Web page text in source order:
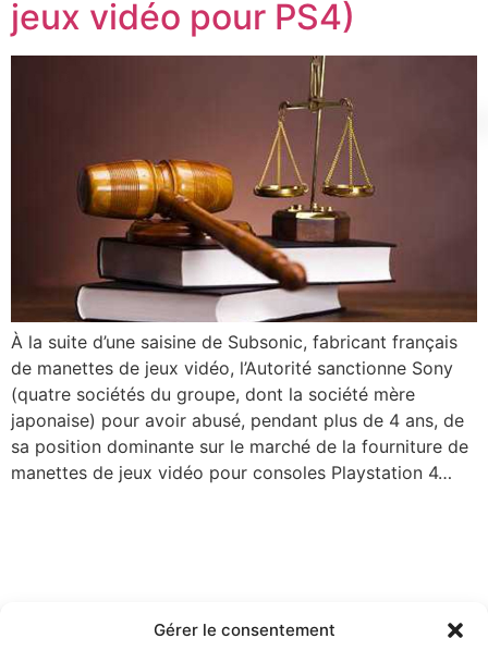
Gérer le consentement
jeux vidéo pour PS4)
À la suite d’une saisine de Subsonic, fabricant français
de manettes de jeux vidéo, l’Autorité sanctionne Sony
(quatre sociétés du groupe, dont la société mère
japonaise) pour avoir abusé, pendant plus de 4 ans, de
sa position dominante sur le marché de la fourniture de
manettes de jeux vidéo pour consoles Playstation 4…